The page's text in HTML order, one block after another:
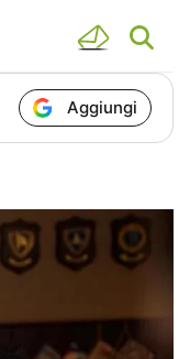
Aggiungi